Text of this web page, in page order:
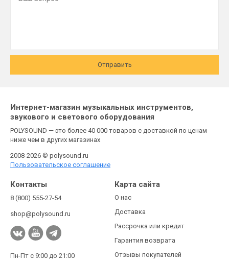
Отправить
Интернет-магазин музыкальных инструментов,
звукового и светового оборудования
POLYSOUND — это более 40 000 товаров с доставкой по ценам
ниже чем в других магазинах
2008-2026 © polysound.ru
Пользовательское соглашение
Контакты
8 (800) 555-27-54
shop@polysound.ru
Пн-Пт с 9:00 до 21:00
Карта сайта
О нас
Доставка
Рассрочка или кредит
Гарантия возврата
Отзывы покупателей